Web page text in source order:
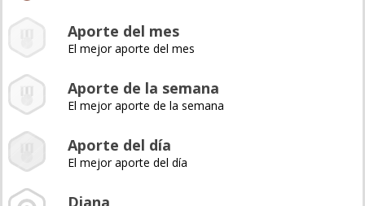
Aporte del mes
El mejor aporte del mes
Aporte de la semana
El mejor aporte de la semana
Aporte del día
El mejor aporte del día
Diana